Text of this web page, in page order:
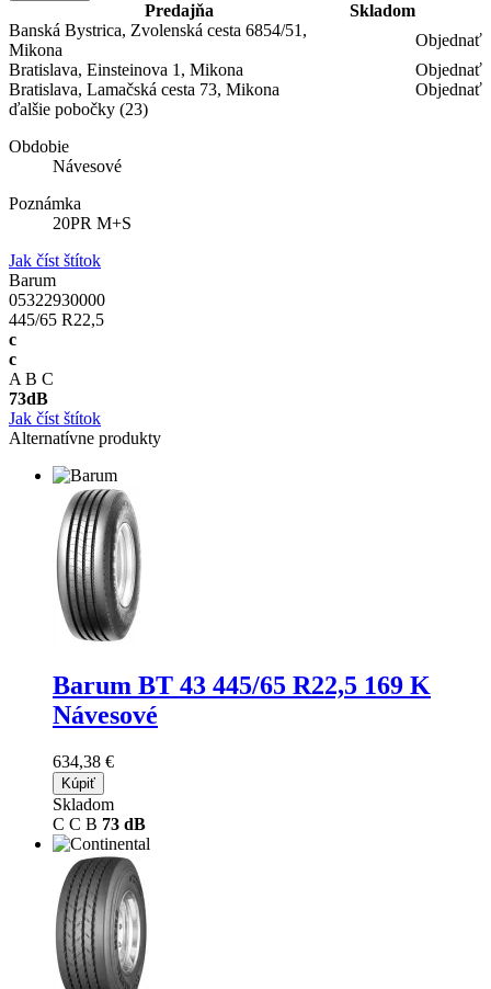
Predajňa
Skladom
Banská Bystrica, Zvolenská cesta 6854/51,
Mikona
Objednať
Bratislava, Einsteinova 1, Mikona
Objednať
Bratislava, Lamačská cesta 73, Mikona
Objednať
ďalšie pobočky (23)
Obdobie
Návesové
Poznámka
20PR M+S
Jak číst štítok
Barum
05322930000
445/65 R22,5
c
c
A B C
73dB
Jak číst štítok
Alternatívne produkty
Barum BT 43 445/65 R22,5 169 K
Návesové
634,38 €
Kúpiť
Skladom
C C B 73 dB